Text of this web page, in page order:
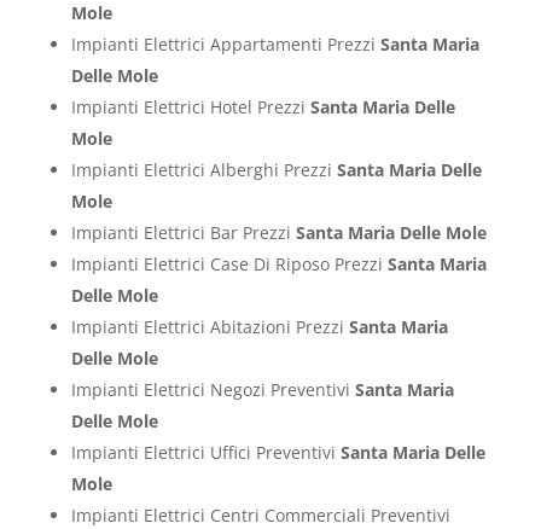
Mole
Impianti Elettrici Appartamenti Prezzi Santa Maria
Delle Mole
Impianti Elettrici Hotel Prezzi Santa Maria Delle
Mole
Impianti Elettrici Alberghi Prezzi Santa Maria Delle
Mole
Impianti Elettrici Bar Prezzi Santa Maria Delle Mole
Impianti Elettrici Case Di Riposo Prezzi Santa Maria
Delle Mole
Impianti Elettrici Abitazioni Prezzi Santa Maria
Delle Mole
Impianti Elettrici Negozi Preventivi Santa Maria
Delle Mole
Impianti Elettrici Uffici Preventivi Santa Maria Delle
Mole
Impianti Elettrici Centri Commerciali Preventivi